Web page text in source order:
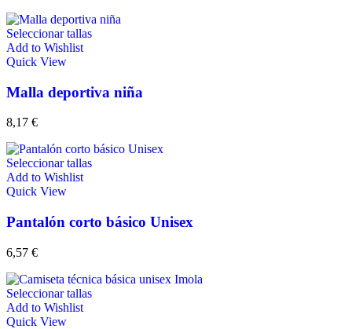
Seleccionar tallas
Add to Wishlist
Quick View
Malla deportiva niña
8,17 €
Seleccionar tallas
Add to Wishlist
Quick View
Pantalón corto básico Unisex
6,57 €
Seleccionar tallas
Add to Wishlist
Quick View